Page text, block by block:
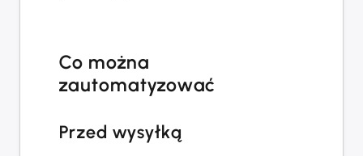
Co można
zautomatyzować
Przed wysyłką